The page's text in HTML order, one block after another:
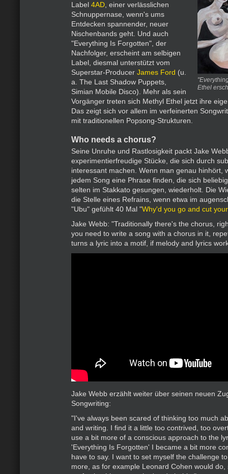
Ethel
Label 4AD , einer verlässlichen
Schnuppernase, wenn's ums
Entdecken spannender, neuer
Nischenbands geht. Und auch
"Everything Is Forgotten", der
Nachfolger, erscheint am selbigen
Label, diesmal unterstützt vom
Superstar-Producer James Ford (u.
a. The Last Shadow Puppets,
Simian Mobile Disco). Mehr als sein
Vorgänger treten sich Methyl Ethel jetzt ihre
Das zeigt sich vor allem im verfeinerten
mit traditionellen Popsong-Strukturen.
Who needs a chorus?
Seine Unruhe und Rastlosigkeit packt Jake
experimentierfreudige Stücke, die sich durch
interessant machen. Wenn man genau hinhört,
jedem Song eine Phrase finden, die sich
selten im Stakkato gesungen, wiederholt. Die
die Stelle eines Refrains, wenn etwa im
"Ubu" gefühlt 40 Mal "Why'd you go and cut
Jake Webb: "Traditionally there's the chorus,
you need to write a song with a chorus in it,
turns a lyric into a motif, if melody and lyrics
Jake Webb erzählt weiter über seinen neuen
Songwriting:
"I've always been scared of thinking too much
and writing. I find it a little too contrived, too
use a bit more of a conscious approach to the
'Everything Is Forgotten' I became a bit more
have to say. I want to set myself the challenge
more, as for example Leonard Cohen would